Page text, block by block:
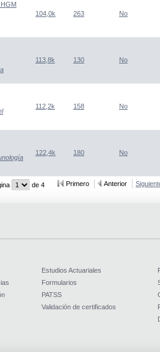
104,0k 263 No
(Abre una
113,8k 130 No
(Abre una
112,2k 158 No
(Abre una
122,4k 180 No
(Abre una
de 4 Primero Anterior
Estudios Actuariales
Formularios
PATSS
Validación de certificados